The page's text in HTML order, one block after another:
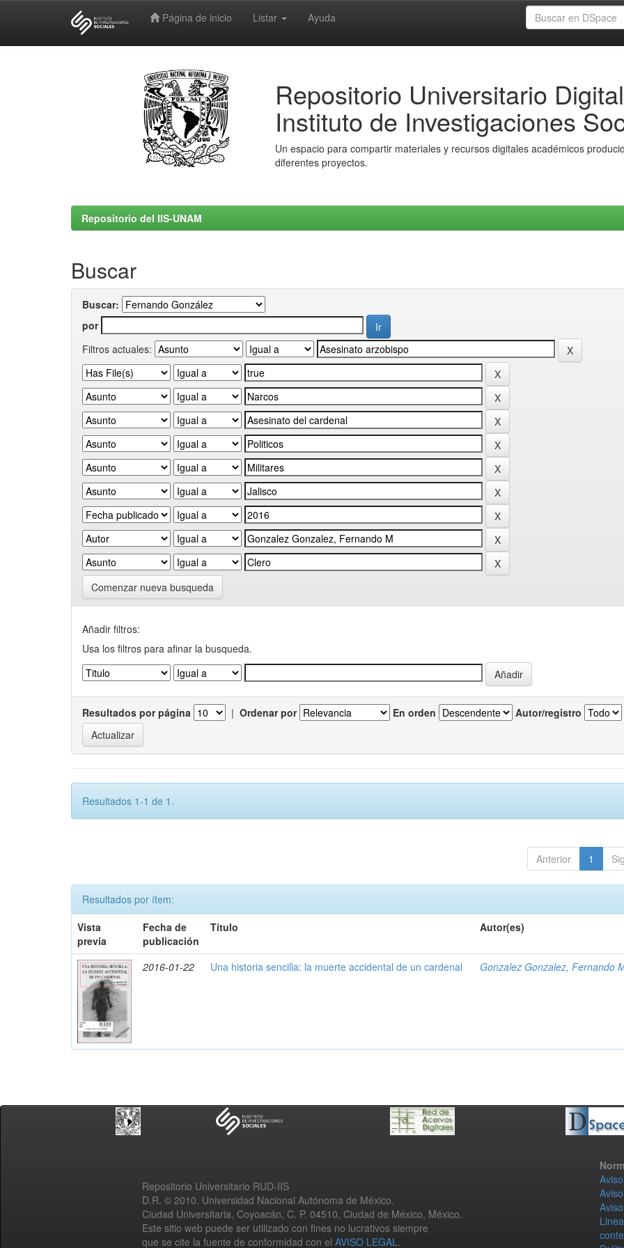
Página de inicio Listar Ayuda
Repositorio Universitario Digital
Instituto de Investigaciones
Un espacio para compartir materiales y recursos digitales académicos
diferentes proyectos.
Repositorio del IIS-UNAM
Buscar
Buscar:
por
Filtros actuales:
Comenzar nueva busqueda
Añadir filtros:
Usa los filtros para afinar la busqueda.
Resultados por página | Ordenar por En orden Autor/registro
Resultados 1-1 de 1.
Anterior 1
Resultados por ítem:
Vista
previa
Fecha de
publicación
Título Autor(es)
2016-01-22 Una historia sencilla: la muerte accidental de un cardenal Gonzalez Gonzalez, Fernando
Repositorio Universitario RUD-IIS
D.R. © 2010. Universidad Nacional Autónoma de México.
Ciudad Universitaria, Coyoacán, C. P. 04510, Ciudad de México, México.
Este sitio web puede ser utilizado con fines no lucrativos siempre
que se cite la fuente de conformidad con el AVISO LEGAL.